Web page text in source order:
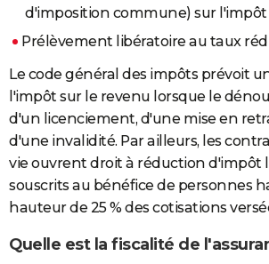
d'imposition commune) sur l'impôt
Prélèvement libératoire au taux
Le code général des impôts prévoit
l'impôt sur le revenu lorsque le
d'un licenciement, d'une mise en
d'une invalidité. Par ailleurs, les
vie ouvrent droit à réduction d'impôt
souscrits au bénéfice de personnes
hauteur de 25 % des cotisations
Quelle est la fiscalité de